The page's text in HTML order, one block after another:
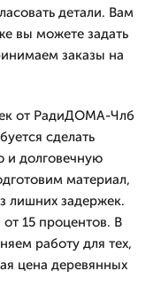
детали. Вам
вы можете задать
заказы на
от РадиДОМА-Члб
сделать
и долговечную
материал,
лишних задержек.
15 процентов. В
работу для тех,
цена деревянных